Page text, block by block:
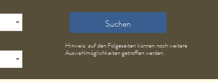
Suchen
Hinweis: auf den Folgeseiten können noch weitere
Auswahlmöglichkeiten getroffen werden.